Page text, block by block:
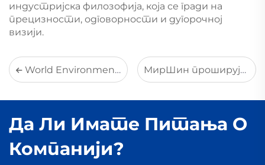
индустријска филозофија, која се гради на
прецизности, одговорности и дугорочној
визији.
World Environment Day | Protecting Our Planet, Every Day: MirShine’s Commitment to Green Development МирШин проширује пиролизне решења за индустријске отпадне гуме како би подржао развој циркуларне економије
Да Ли Имате Питања О
Компанији?